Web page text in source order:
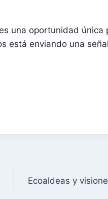
una oportunidad
está enviando una
Ecoaldeas y